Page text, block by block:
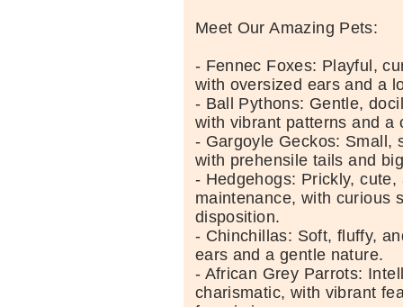
Meet Our Amazing Pets:
- Fennec Foxes: Playful,
with oversized ears and a
- Ball Pythons: Gentle,
with vibrant patterns and a
- Gargoyle Geckos: Small,
with prehensile tails and
- Hedgehogs: Prickly, cute,
maintenance, with curious
disposition.
- Chinchillas: Soft, fluffy,
ears and a gentle nature.
- African Grey Parrots:
charismatic, with vibrant